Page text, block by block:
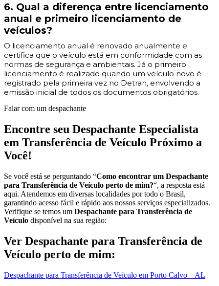
6. Qual a diferença entre licenciamento
anual e primeiro licenciamento de
veículos?
O licenciamento anual é renovado anualmente e
certifica que o veículo está em conformidade com as
normas de segurança e ambientais. Já o primeiro
licenciamento é realizado quando um veículo novo é
registrado pela primeira vez no Detran, envolvendo a
emissão inicial de todos os documentos obrigatórios.
Falar com um despachante
Encontre seu Despachante Especialista
em Transferência de Veículo Próximo a
Você!
Se você está se perguntando “Como encontrar um Despachante
para Transferência de Veículo perto de mim?“, a resposta está
aqui. Atendemos em diversas localidades por todo o Brasil,
garantindo acesso fácil e rápido aos nossos serviços especializados.
Verifique se temos um Despachante para Transferência de
Veículo disponível na sua região:
Ver Despachante para Transferência de
Veículo perto de mim:
Despachante para Transferência de Veículo em Porto Calvo – AL